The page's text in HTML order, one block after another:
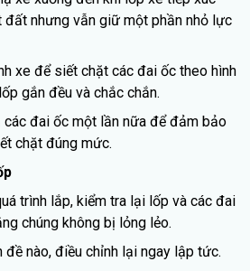
đất nhưng vẫn giữ một phần nhỏ lực
xe để siết chặt các đai ốc theo hình
gắn đều và chắc chắn.
các đai ốc một lần nữa để đảm bảo
chặt đúng mức.
trình lắp, kiểm tra lại lốp và các đai
chúng không bị lỏng lẻo.
đề nào, điều chỉnh lại ngay lập tức.